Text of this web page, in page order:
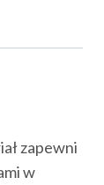
zapewni
w